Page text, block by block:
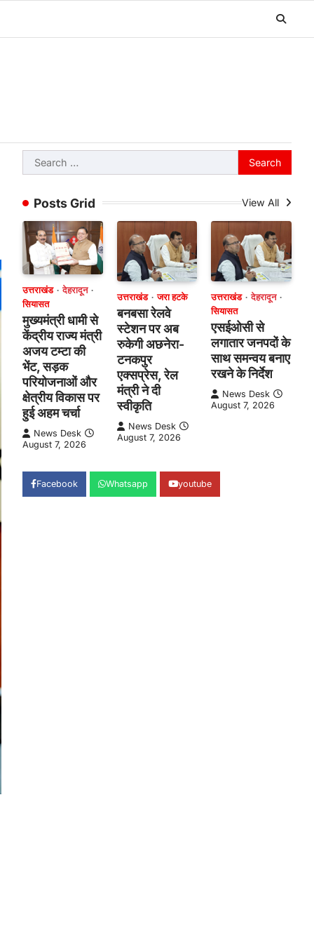
Search
for:
Posts Grid View All
उत्तराखंड
देहरादून
सियासत
मुख्यमंत्री धामी से
केंद्रीय राज्य मंत्री
अजय टम्टा की
भेंट, सड़क
परियोजनाओं और
क्षेत्रीय विकास पर
हुई अहम चर्चा
News Desk
August 7, 2026
उत्तराखंड जरा हटके
बनबसा रेलवे
स्टेशन पर अब
रुकेगी अछनेरा-
टनकपुर
एक्सप्रेस, रेल
मंत्री ने दी
स्वीकृति
News Desk
August 7, 2026
उत्तराखंड
देहरादून
सियासत
एसईओसी से
लगातार जनपदों के
साथ समन्वय बनाए
रखने के निर्देश
News Desk
August 7, 2026
Facebook Whatsapp youtube